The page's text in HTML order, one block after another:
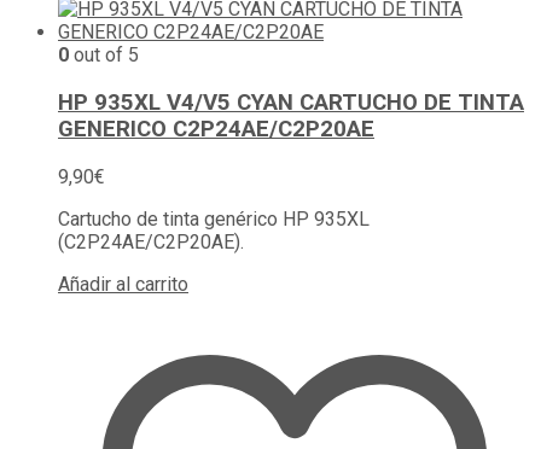
0 out of 5
HP 935XL V4/V5 CYAN CARTUCHO DE TINTA
GENERICO C2P24AE/C2P20AE
9,90€
Cartucho de tinta genérico HP 935XL
(C2P24AE/C2P20AE).
Añadir al carrito